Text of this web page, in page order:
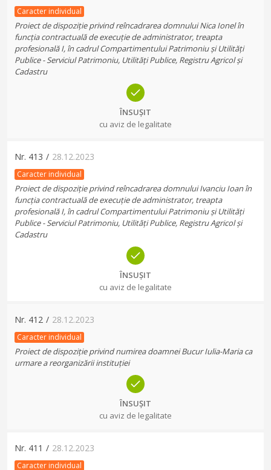
Caracter individual
Proiect de dispoziție privind reîncadrarea domnului Nica Ionel în
funcția contractuală de execuție de administrator, treapta
profesională I, în cadrul Compartimentului Patrimoniu și Utilități
Publice - Serviciul Patrimoniu, Utilități Publice, Registru Agricol și
Cadastru
ÎNSUȘIT
cu aviz de legalitate
Nr. 413 / 28.12.2023
Caracter individual
Proiect de dispoziție privind reîncadrarea domnului Ivanciu Ioan în
funcția contractuală de execuție de administrator, treapta
profesională I, în cadrul Compartimentului Patrimoniu și Utilități
Publice - Serviciul Patrimoniu, Utilități Publice, Registru Agricol și
Cadastru
ÎNSUȘIT
cu aviz de legalitate
Nr. 412 / 28.12.2023
Caracter individual
Proiect de dispoziție privind numirea doamnei Bucur Iulia-Maria ca
urmare a reorganizării instituției
ÎNSUȘIT
cu aviz de legalitate
Nr. 411 / 28.12.2023
Caracter individual